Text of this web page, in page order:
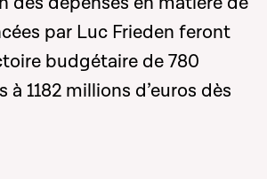
par Luc Frieden feront
budgétaire de 780
à 1182 millions d’euros dès